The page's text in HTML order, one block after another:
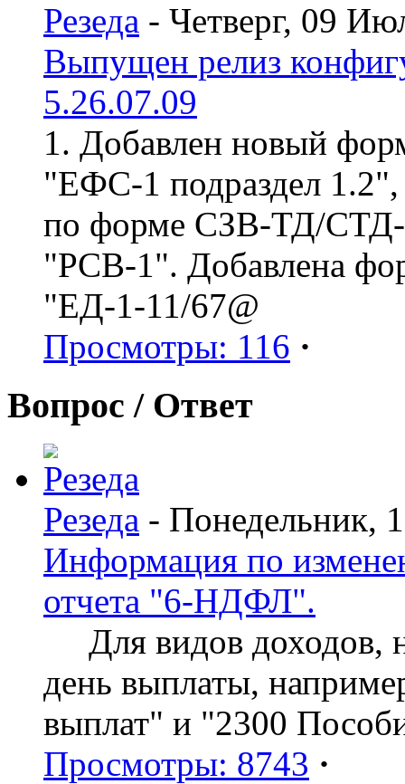
Резеда - Четверг, 09
Выпущен релиз
5.26.07.09
1. Добавлен новый
"ЕФС-1 подраздел
по форме СЗВ-ТД/СТД-
"РСВ-1". Добавлена
"ЕД-1-11/67@
Просмотры: 116 ·
Вопрос / Ответ
Резеда - Понедельник,
Информация по
отчета "6-НДФЛ".
Для видов доходов,
день выплаты,
выплат" и "2300
Просмотры: 8743 ·